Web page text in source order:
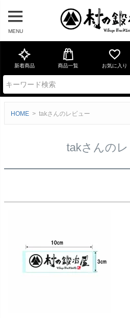
MENU
新着商品 商品一覧 お気に入り
HOME takさんのレビュー
takさんの